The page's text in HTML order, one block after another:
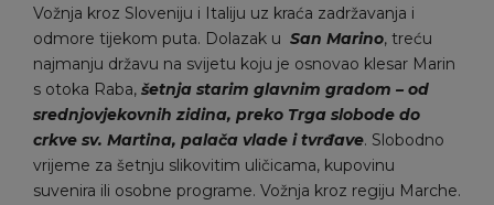
Vožnja kroz Sloveniju i Italiju uz kraća zadržavanja i
odmore tijekom puta. Dolazak u San Marino, treću
najmanju državu na svijetu koju je osnovao klesar Marin
s otoka Raba, šetnja starim glavnim gradom – od
srednjovjekovnih zidina, preko Trga slobode do
crkve sv. Martina, palača vlade i tvrđave. Slobodno
vrijeme za šetnju slikovitim uličicama, kupovinu
suvenira ili osobne programe. Vožnja kroz regiju Marche.